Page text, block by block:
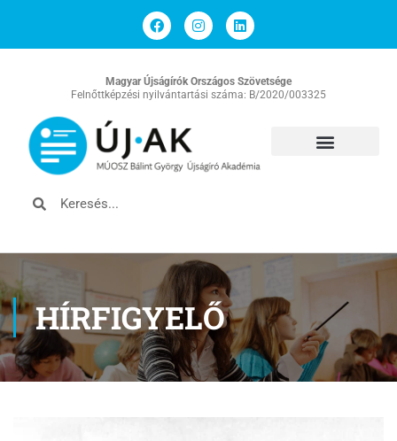
Magyar Újságírók Országos Szövetsége
Felnőttképzési nyilvántartási száma: B/2020/003325
HÍRFIGYELŐ